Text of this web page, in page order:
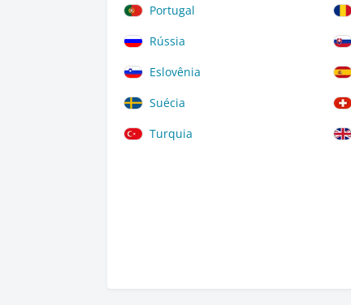
Portugal
Rússia
Eslovênia
Suécia
Turquia